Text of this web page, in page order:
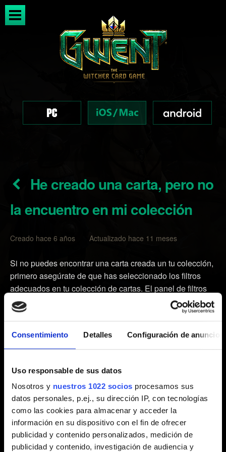
Consentimiento Detalles Configuración de anuncios
Uso responsable de sus datos
Nosotros y nuestros 1022 socios procesamos sus
datos personales, p.ej., su dirección IP, con tecnologías
como las cookies para almacenar y acceder la
información en su dispositivo con el fin de ofrecer
publicidad y contenido personalizados, medición de
publicidad y contenido, investigación de audiencia y
He creado una carta, pero no
la encuentro en mi colección
Creado hace 6 años Actualizado hace 11 meses
Si no puedes encontrar una carta creada un tu colección,
primero asegúrate de que has seleccionado los filtros
adecuados en tu colección de cartas. El panel de filtros
se encuentra en la parte derecha de la pantalla de la
colección de cartas.
Si te has asegurado de que los filtros son los correctos,
pero sigues sin encontrar la carta, infórmanos del
siguientes detalles:
1. Nombre de la carta y si era premium o no.
2. Fecha, hora y huso horario del momento en que
creaste la carta.